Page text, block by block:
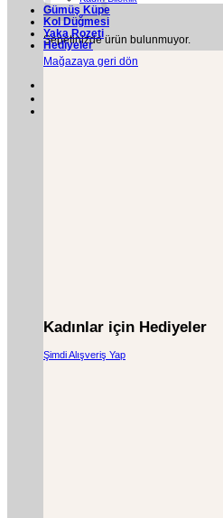
Sepetinizde ürün bulunmuyor.
Mağazaya geri dön
Gümüş Küpe
Kol Düğmesi
Yaka Rozeti
Hediyeler
Kadınlar için Hediyeler
Şimdi Alışveriş Yap